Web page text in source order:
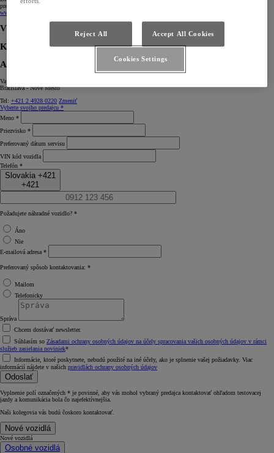
prehliadky záujem na Vašom aute, napíšte to do poznámky. Viac informácií k Express Servisu nájdete:
www.toyota.sk/majitelia/express-service
Výber predajcu
KONTAKTNÝ FORMULÁR
AUTOGRAND, a. s.
Vajnorská 167
Bratislava - Nové Mesto
Tel: +421 2 4928 0220 Zmeniť
Vyberte svojho predajcu *
Meno *
Priezvisko *
Preferovaný dátum servisu
VIN kód vozidla
Telefón *
Slovakia +421
+421
Požadujete náhradné vozidlo? *
Áno
Nie
E‑mailová adresa *
Preferovaný spôsob kontaktovania: *
Mailom
Telefonicky
Správa
Chcem dostávať newsletter.
Súhlasím so Zásadami ochrany osobných údajov na účely spracovania vašich osobných údajov v rámci
služieb zasielania noviniek*
Informácie, ktoré poskytnete, nebudú použité na iné účely, ako je splnenie vašej požiadavky. Viac
informácií nájdete v našich pravidlách ochrany osobných údajov
Odoslať
Vyplnenie polí označených * je povinné, aby vás mohol vybraný predajca kontaktovať ohľadom testovacej
jazdy a komunikácia bola čo najefektívnejšia.
Naši kolegovia vás budú čoskoro kontaktovať.
Nové vozidlá
Nové vozidlá
Osobné vozidlá
Reject All Accept All Cookies
Cookies Settings